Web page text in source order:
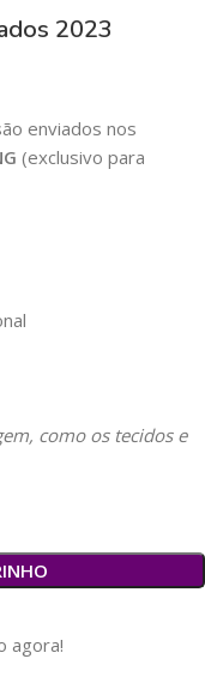
2023
enviados nos
(exclusivo para
como os tecidos e
agora!